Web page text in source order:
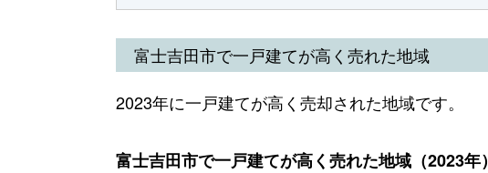
富士吉田市で一戸建てが高く売れた地域
2023年に一戸建てが高く売却された地域です。
富士吉田市で一戸建てが高く売れた地域（2023年）